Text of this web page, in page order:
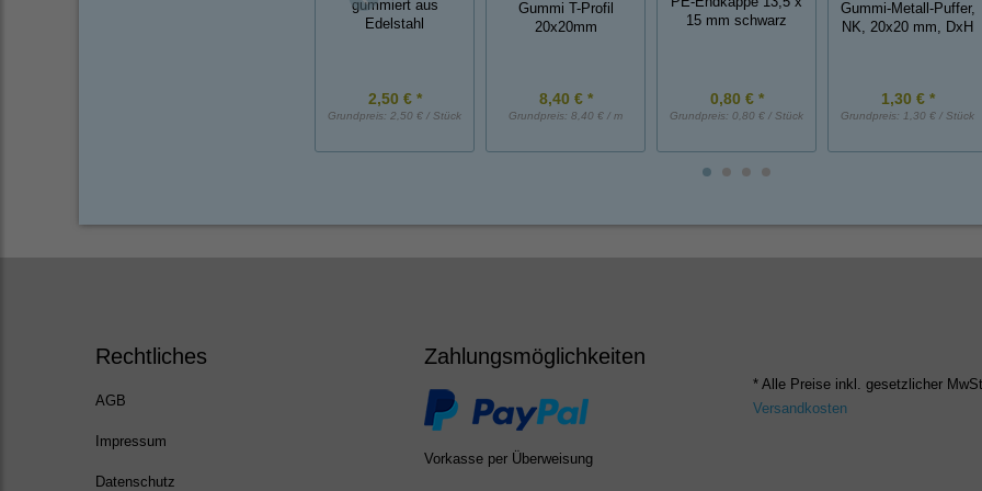
gummiert aus
Edelstahl
2,50 € *
Grundpreis: 2,50 € / Stück
Gummi T-Profil
20x20mm
8,40 € *
Grundpreis: 8,40 € / m
15 mm schwarz
0,80 € *
Grundpreis: 0,80 € / Stück
Gummi-Metall-Puffer,
NK, 20x20 mm, DxH
1,30 € *
Grundpreis: 1,30 € / Stück
Rechtliches
AGB
Impressum
Datenschutz
Zahlungsmöglichkeiten
Vorkasse per Überweisung
* Alle Preise inkl. gesetzlicher
Versandkosten